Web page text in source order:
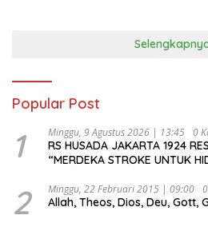
Popular Post
1 Minggu, 9 Agustus 2026 | 13:45 0
RS HUSADA JAKARTA 1924
“MERDEKA STROKE UNTUK
2 Minggu, 22 Februari 2015 | 09:00
Allah, Theos, Dios, Deu, Gott,